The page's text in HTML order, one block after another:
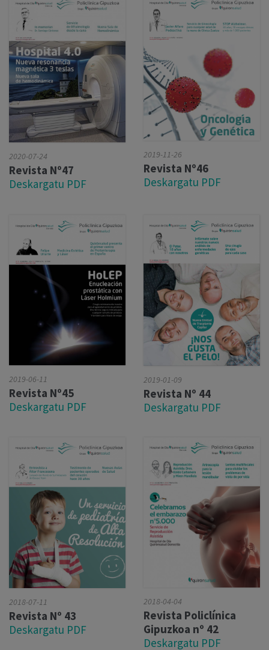
2020-07-24
Revista Nº47
Deskargatu PDF
2019-11-26
Revista Nº46
Deskargatu PDF
2019-06-11
Revista Nº45
Deskargatu PDF
2019-01-09
Revista Nº 44
Deskargatu PDF
2018-07-11
Revista Nº 43
Deskargatu PDF
2018-04-04
Revista Policlínica
Gipuzkoa nº 42
Deskargatu PDF